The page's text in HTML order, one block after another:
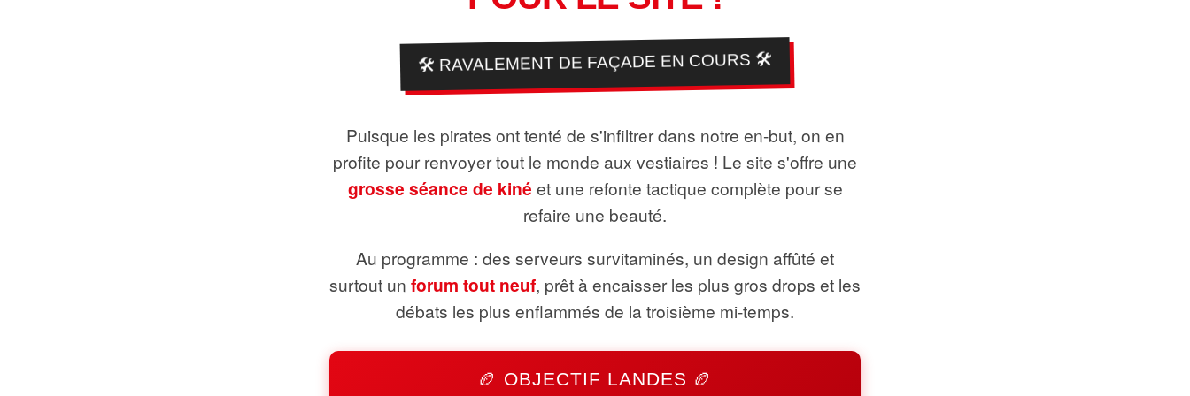
🛠️ RAVALEMENT DE FAÇADE EN COURS 🛠️
Puisque les pirates ont tenté de s'infiltrer dans notre en-but, on en
profite pour renvoyer tout le monde aux vestiaires ! Le site s'offre une
grosse séance de kiné et une refonte tactique complète pour se
refaire une beauté.
Au programme : des serveurs survitaminés, un design affûté et
surtout un forum tout neuf, prêt à encaisser les plus gros drops et les
débats les plus enflammés de la troisième mi-temps.
🏉 OBJECTIF LANDES 🏉